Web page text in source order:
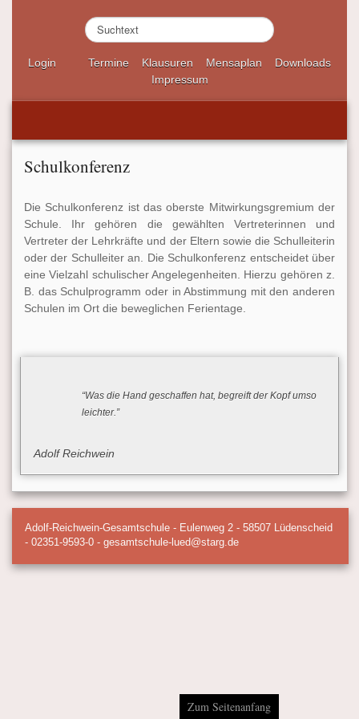
S
u
c
n
.
Login Termine Klausuren Mensaplan
Downloads
Impressum
Schulkonferenz
Die Schulkonferenz ist das oberste Mitwirkungsgremium der
Schule. Ihr gehören die gewählten Vertreterinnen und
Vertreter der Lehrkräfte und der Eltern sowie die Schulleiterin
oder der Schulleiter an. Die Schulkonferenz entscheidet über
eine Vielzahl schulischer Angelegenheiten. Hierzu gehören z.
B. das Schulprogramm oder in Abstimmung mit den anderen
Schulen im Ort die beweglichen Ferientage.
“Was die Hand geschaffen hat, begreift der Kopf umso
leichter.”
Adolf Reichwein
Adolf-Reichwein-Gesamtschule - Eulenweg 2 - 58507 Lüdenscheid
- 02351-9593-0 - gesamtschule-lued@starg.de
Zum Seitenanfang